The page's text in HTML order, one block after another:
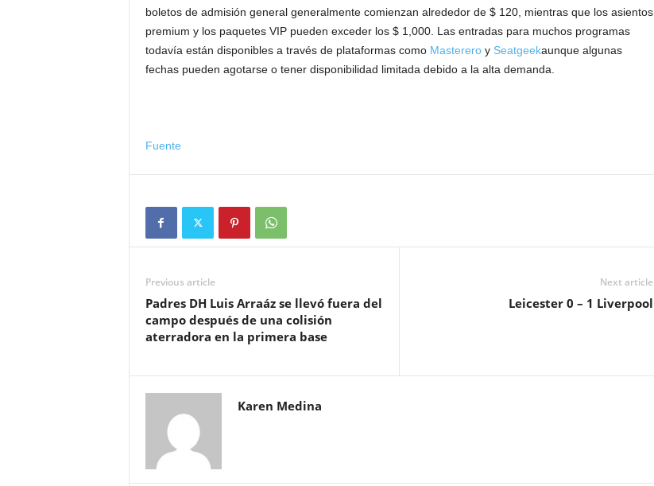
boletos de admisión general generalmente comienzan alrededor de $ 120, mientras que los asientos
premium y los paquetes VIP pueden exceder los $ 1,000. Las entradas para muchos programas
todavía están disponibles a través de plataformas como Mastereroy Seatgeekaunque algunas
fechas pueden agotarse o tener disponibilidad limitada debido a la alta demanda.
Fuente
Previous article
Padres DH Luis Arraáz se llevó fuera del
campo después de una colisión
aterradora en la primera base
Next article
Leicester 0 – 1 Liverpool
Karen Medina